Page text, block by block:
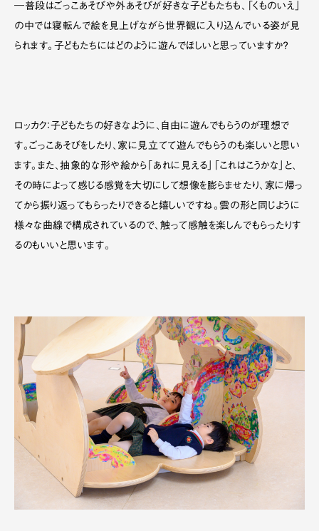
―普段はごっこあそびや外あそびが好きな子どもたちも、「くものいえ」
の中では寝転んで絵を見上げながら世界観に入り込んでいる姿が見
られます。子どもたちにはどのように遊んでほしいと思っていますか？
ロッカク：子どもたちの好きなように、自由に遊んでもらうのが理想で
す。ごっこあそびをしたり、家に見立てて遊んでもらうのも楽しいと思い
ます。また、抽象的な形や絵から「あれに見える」「これはこうかな」と、
その時によって感じる感覚を大切にして想像を膨らませたり、家に帰っ
てから振り返ってもらったりできると嬉しいですね。雲の形と同じように
様々な曲線で構成されているので、触って感触を楽しんでもらったりす
るのもいいと思います。